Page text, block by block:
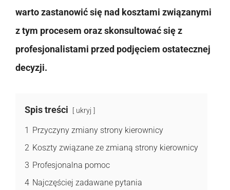
warto zastanowić się nad kosztami związanymi
z tym procesem oraz skonsultować się z
profesjonalistami przed podjęciem ostatecznej
decyzji.
Spis treści ukryj
1 Przyczyny zmiany strony kierownicy
2 Koszty związane ze zmianą strony kierownicy
3 Profesjonalna pomoc
4 Najczęściej zadawane pytania